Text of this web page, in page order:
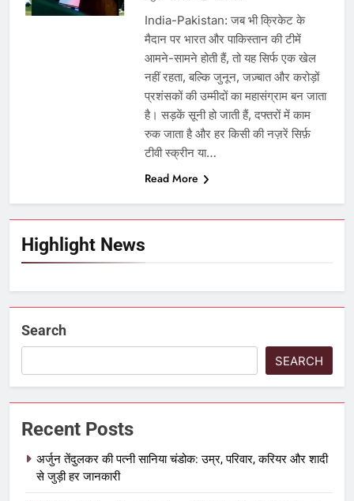
Highlight News
India-Pakistan: जब भी क्रिकेट के
मैदान पर भारत और पाकिस्तान की टीमें
आमने-सामने होती हैं, तो यह सिर्फ एक खेल
नहीं रहता, बल्कि जुनून, जज़्बात और करोड़ों
प्रशंसकों की उम्मीदों का महासंग्राम बन जाता
है। सड़कें सूनी हो जाती हैं, दफ्तरों में काम
रुक जाता है और हर किसी की नज़रें सिर्फ़
टीवी स्क्रीन या…
Read More
Search
SEARCH
Recent Posts
अर्जुन तेंदुलकर की पत्नी सानिया चंडोक: उम्र, परिवार, करियर और शादी
से जुड़ी हर जानकारी